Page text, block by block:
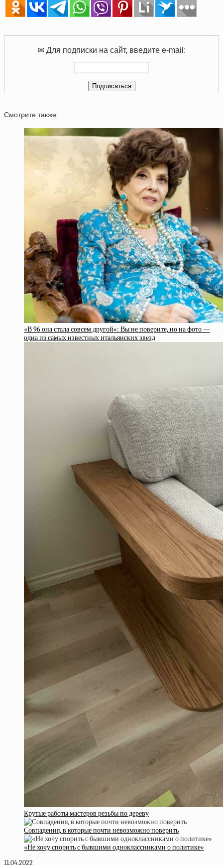
✉ Для подписки на сайт, введите e-mail:
Смотрите также:
«В 96 она стала совсем другой»: Вы не поверите, но на фото —
одна из самых известных итальянских звезд
Крутые работы мастеров резьбы по дереву
Совпадения, в которые почти невозможно поверить
«Не хочу спорить с бывшими одноклассниками о политике»
11.04.2022